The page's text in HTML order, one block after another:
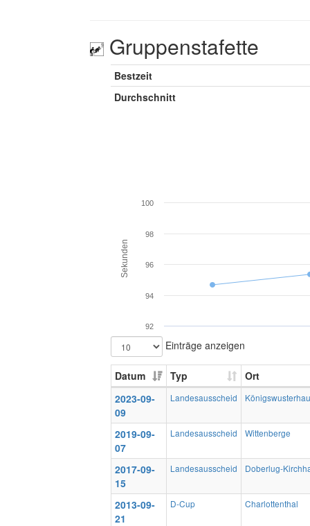
Gruppenstafette
Bestzeit
Durchschnitt
Sekunden
92
94
96
98
100
Einträge anzeigen
Datum Typ
Ort
2023-09-
09
Landesausscheid
2019-09-
07
Landesausscheid Wittenberge
2017-09-
15
Landesausscheid Doberlug-
2013-09-
21
D-Cup Charlottenthal